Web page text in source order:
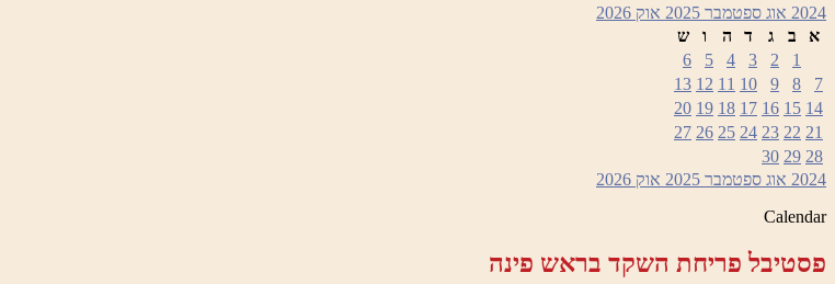
2024 אוג ספטמבר 2025 אוק 2026
א
ב ג ד ה ו
ש
1
2
3
4
5
6
7
8
9
10
11
12
13
14
15
16
17
18
19
20
21
22
23
24
25
26
27
28
29
30
2024 אוג ספטמבר 2025 אוק 2026
Calendar
פסטיבל פריחת השקד בראש פינה